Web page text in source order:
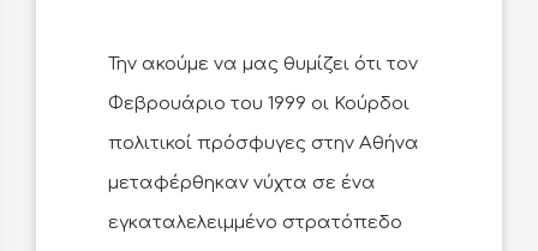
Την ακούμε να μας θυμίζει ότι τον
Φεβρουάριο του 1999 οι Κούρδοι
πολιτικοί πρόσφυγες στην Αθήνα
μεταφέρθηκαν νύχτα σε ένα
εγκαταλελειμμένο στρατόπεδο